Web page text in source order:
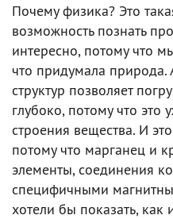
Почему физика? Это
возможность познать
интересно, потому что
что придумала природа.
структур позволяет
глубоко, потому что это
строения вещества. И
потому что марганец и
элементы, соединения
специфичными
хотели бы показать, как